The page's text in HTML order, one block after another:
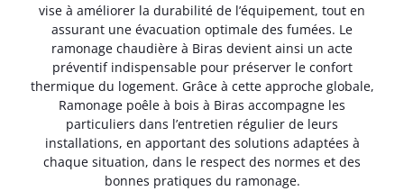
vise à améliorer la durabilité de l’équipement, tout en
assurant une évacuation optimale des fumées. Le
ramonage chaudière à Biras devient ainsi un acte
préventif indispensable pour préserver le confort
thermique du logement. Grâce à cette approche globale,
Ramonage poêle à bois à Biras accompagne les
particuliers dans l’entretien régulier de leurs
installations, en apportant des solutions adaptées à
chaque situation, dans le respect des normes et des
bonnes pratiques du ramonage.